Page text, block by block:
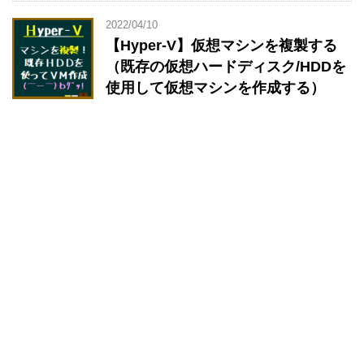
2022/04/10
【Hyper-V】仮想マシンを複製する
（既存の仮想ハードディスク/HDDを
使用して仮想マシンを作成する）